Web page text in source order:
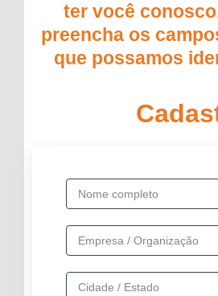
ter você
preencha os
que possamos